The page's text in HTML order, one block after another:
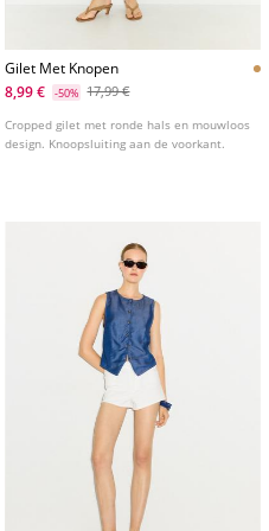
Gilet Met Knopen
8,99 €
-50% 17,99 €
Cropped gilet met ronde hals en mouwloos
design. Knoopsluiting aan de voorkant.